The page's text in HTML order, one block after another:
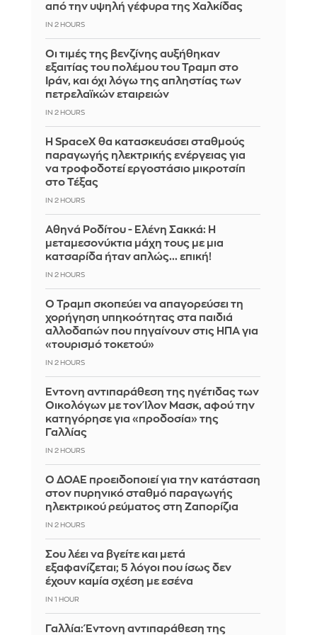
από την υψηλή γέφυρα της Χαλκίδας
IN 2 HOURS
Οι τιμές της βενζίνης αυξήθηκαν
εξαιτίας του πολέμου του Τραμπ στο
Ιράν, και όχι λόγω της απληστίας των
πετρελαϊκών εταιρειών
IN 2 HOURS
Η SpaceX θα κατασκευάσει σταθμούς
παραγωγής ηλεκτρικής ενέργειας για
να τροφοδοτεί εργοστάσιο μικροτσίπ
στο Τέξας
IN 2 HOURS
Αθηνά Ροδίτου - Ελένη Σακκά: Η
μεταμεσονύκτια μάχη τους με μια
κατσαρίδα ήταν απλώς... επική!
IN 2 HOURS
Ο Τραμπ σκοπεύει να απαγορεύσει τη
χορήγηση υπηκοότητας στα παιδιά
αλλοδαπών που πηγαίνουν στις ΗΠΑ για
«τουρισμό τοκετού»
IN 2 HOURS
Έντονη αντιπαράθεση της ηγέτιδας των
Οικολόγων με τον Ίλον Μασκ, αφού την
κατηγόρησε για «προδοσία» της
Γαλλίας
IN 2 HOURS
Ο ΔΟΑΕ προειδοποιεί για την κατάσταση
στον πυρηνικό σταθμό παραγωγής
ηλεκτρικού ρεύματος στη Ζαπορίζια
IN 2 HOURS
Σου λέει να βγείτε και μετά
εξαφανίζεται; 5 λόγοι που ίσως δεν
έχουν καμία σχέση με εσένα
IN 1 HOUR
Γαλλία: Έντονη αντιπαράθεση της